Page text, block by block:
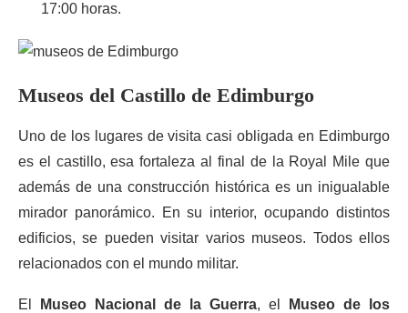
17:00 horas.
Museos del Castillo de Edimburgo
Uno de los lugares de visita casi obligada en Edimburgo
es el castillo, esa fortaleza al final de la Royal Mile que
además de una construcción histórica es un inigualable
mirador panorámico. En su interior, ocupando distintos
edificios, se pueden visitar varios museos. Todos ellos
relacionados con el mundo militar.
El Museo Nacional de la Guerra, el
Museo de los